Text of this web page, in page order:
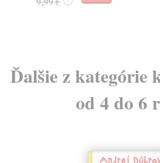
Ďalšie z kategórie
od 4 do 6